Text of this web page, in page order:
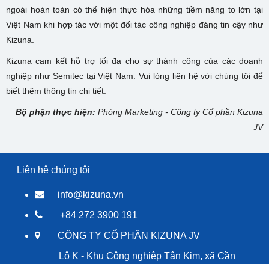
ngoài hoàn toàn có thể hiện thực hóa những tiềm năng to lớn tại
Việt Nam khi hợp tác với một đối tác công nghiệp đáng tin cậy như
Kizuna.
Kizuna cam kết hỗ trợ tối đa cho sự thành công của các doanh
nghiệp như Semitec tại Việt Nam. Vui lòng liên hệ với chúng tôi để
biết thêm thông tin chi tiết.
Bộ phận thực hiện: Phòng Marketing - Công ty Cổ phần Kizuna
JV
Liên hệ chúng tôi
info@kizuna.vn
+84 272 3900 191
CÔNG TY CỔ PHẦN KIZUNA JV
Lô K - Khu Công nghiệp Tân Kim, xã Cần